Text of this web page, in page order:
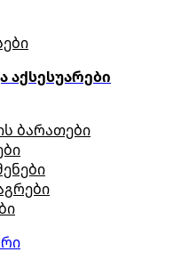
აქსესუარები
ბარათები